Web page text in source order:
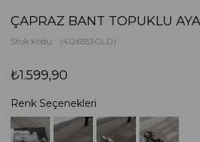
ÇAPRAZ BANT TOPUKLU
Stok Kodu (4126553GLD)
₺1.599,90
Renk Seçenekleri